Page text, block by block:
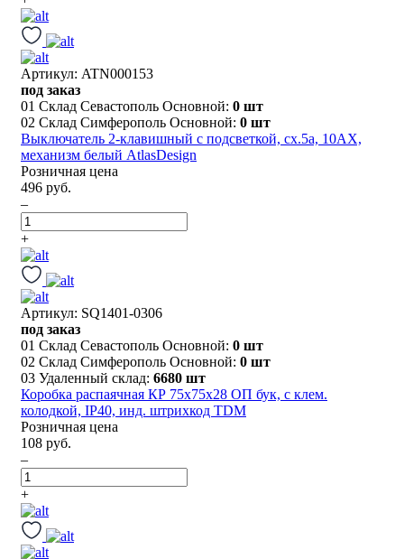
Артикул: ATN000153
под заказ
01 Склад Севастополь Основной: 0 шт
02 Склад Симферополь Основной: 0 шт
Выключатель 2-клавишный с подсветкой, сх.5а, 10АХ,
механизм белый AtlasDesign
Розничная цена
496 руб.
–
+
Артикул: SQ1401-0306
под заказ
01 Склад Севастополь Основной: 0 шт
02 Склад Симферополь Основной: 0 шт
03 Удаленный склад: 6680 шт
Коробка распаячная КР 75х75х28 ОП бук, с клем.
колодкой, IP40, инд. штрихкод TDM
Розничная цена
108 руб.
–
+